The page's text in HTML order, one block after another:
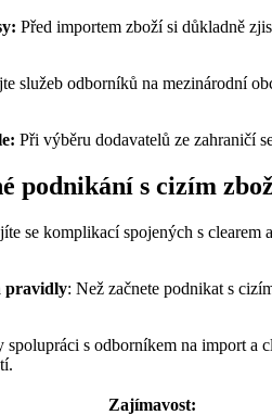
Před importem zboží si důkladně
služeb odborníků na mezinárodní
Při výběru dodavatelů ze zahraničí
podnikání s cizím
se komplikací spojených s
pravidly: Než začnete podnikat s
spolupráci s odborníkem na import a
Zajímavost: